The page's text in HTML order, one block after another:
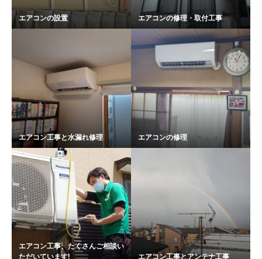
エアコンの設置 エアコンの修理・取付工事
エアコン工事と水漏れ修理 エアコンの修理
エアコン工事、たくさんご相談い
ただいています!
エアコン工事とアンテナ工事